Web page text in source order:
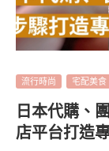
流行時尚 宅配美食
日本代購、
店平台打造